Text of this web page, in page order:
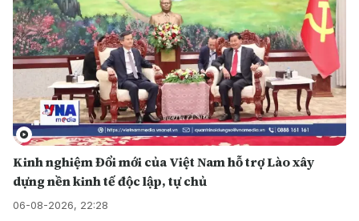
Kinh nghiệm Đổi mới của Việt Nam hỗ trợ Lào xây
dựng nền kinh tế độc lập, tự chủ
06-08-2026, 22:28